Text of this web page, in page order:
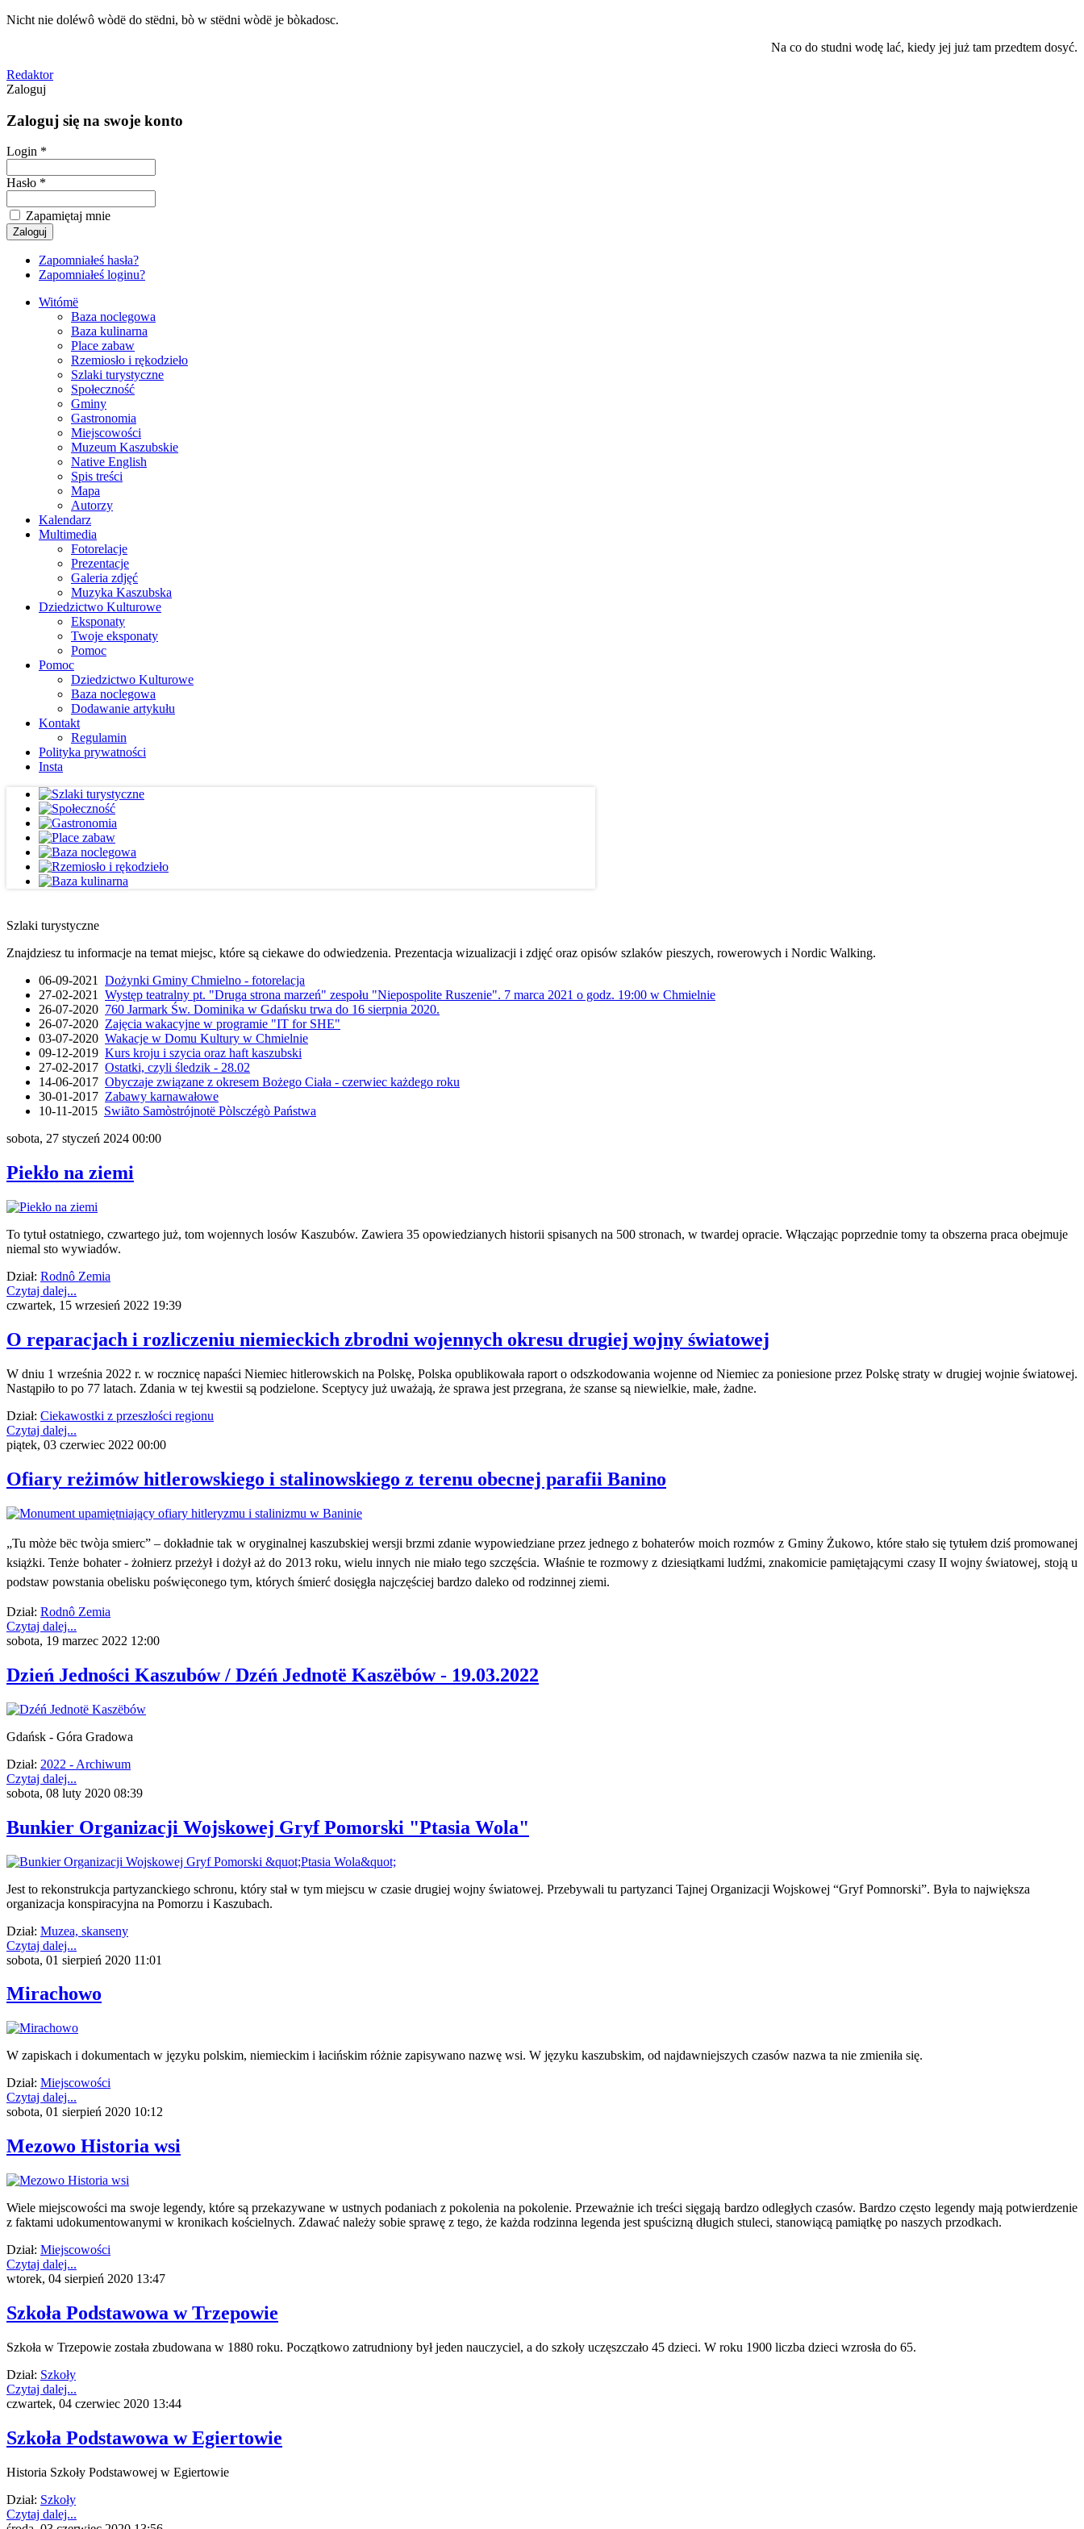
Nicht nie doléwô wòdë do stëdni, bò w stëdni wòdë je bòkadosc.
Na co do studni wodę lać, kiedy jej już tam przedtem dosyć.
Redaktor
Zaloguj
Zaloguj się na swoje konto
Login *
Hasło *
Zapamiętaj mnie
Zapomniałeś hasła?
Zapomniałeś loginu?
Witómë
Baza noclegowa
Baza kulinarna
Place zabaw
Rzemiosło i rękodzieło
Szlaki turystyczne
Społeczność
Gminy
Gastronomia
Miejscowości
Muzeum Kaszubskie
Native English
Spis treści
Mapa
Autorzy
Kalendarz
Multimedia
Fotorelacje
Prezentacje
Galeria zdjęć
Muzyka Kaszubska
Dziedzictwo Kulturowe
Eksponaty
Twoje eksponaty
Pomoc
Pomoc
Dziedzictwo Kulturowe
Baza noclegowa
Dodawanie artykułu
Kontakt
Regulamin
Polityka prywatności
Insta
Szlaki turystyczne
Znajdziesz tu informacje na temat miejsc, które są ciekawe do odwiedzenia. Prezentacja wizualizacji i zdjęć oraz opisów szlaków pieszych, rowerowych i Nordic Walking.
06-09-2021 Dożynki Gminy Chmielno - fotorelacja
27-02-2021 Występ teatralny pt. "Druga strona marzeń" zespołu "Niepospolite Ruszenie". 7 marca 2021 o godz. 19:00 w Chmielnie
26-07-2020 760 Jarmark Św. Dominika w Gdańsku trwa do 16 sierpnia 2020.
26-07-2020 Zajęcia wakacyjne w programie "IT for SHE"
03-07-2020 Wakacje w Domu Kultury w Chmielnie
09-12-2019 Kurs kroju i szycia oraz haft kaszubski
27-02-2017 Ostatki, czyli śledzik - 28.02
14-06-2017 Obyczaje związane z okresem Bożego Ciała - czerwiec każdego roku
30-01-2017 Zabawy karnawałowe
10-11-2015 Swiãto Samòstrójnotë Pòlsczégò Państwa
sobota, 27 styczeń 2024 00:00
Piekło na ziemi
To tytuł ostatniego, czwartego już, tom wojennych losów Kaszubów. Zawiera 35 opowiedzianych historii spisanych na 500 stronach, w twardej opracie. Włączając poprzednie tomy ta obszerna praca obejmuje
niemal sto wywiadów.
Dział: Rodnô Zemia
Czytaj dalej...
czwartek, 15 wrzesień 2022 19:39
O reparacjach i rozliczeniu niemieckich zbrodni wojennych okresu drugiej wojny światowej
W dniu 1 września 2022 r. w rocznicę napaści Niemiec hitlerowskich na Polskę, Polska opublikowała raport o odszkodowania wojenne od Niemiec za poniesione przez Polskę straty w drugiej wojnie światowej.
Nastąpiło to po 77 latach. Zdania w tej kwestii są podzielone. Sceptycy już uważają, że sprawa jest przegrana, że szanse są niewielkie, małe, żadne.
Dział: Ciekawostki z przeszłości regionu
Czytaj dalej...
piątek, 03 czerwiec 2022 00:00
Ofiary reżimów hitlerowskiego i stalinowskiego z terenu obecnej parafii Banino
„Tu mòże bëc twòja smierc” – dokładnie tak w oryginalnej kaszubskiej wersji brzmi zdanie wypowiedziane przez jednego z bohaterów moich rozmów z Gminy Żukowo, które stało się tytułem dziś promowanej
książki. Tenże bohater - żołnierz przeżył i dożył aż do 2013 roku, wielu innych nie miało tego szczęścia. Właśnie te rozmowy z dziesiątkami ludźmi, znakomicie pamiętającymi czasy II wojny światowej, stoją u
podstaw powstania obelisku poświęconego tym, których śmierć dosięgła najczęściej bardzo daleko od rodzinnej ziemi.
Dział: Rodnô Zemia
Czytaj dalej...
sobota, 19 marzec 2022 12:00
Dzień Jedności Kaszubów / Dzéń Jednotë Kaszëbów - 19.03.2022
Gdańsk - Góra Gradowa
Dział: 2022 - Archiwum
Czytaj dalej...
sobota, 08 luty 2020 08:39
Bunkier Organizacji Wojskowej Gryf Pomorski "Ptasia Wola"
Jest to rekonstrukcja partyzanckiego schronu, który stał w tym miejscu w czasie drugiej wojny światowej. Przebywali tu partyzanci Tajnej Organizacji Wojskowej “Gryf Pomnorski”. Była to największa
organizacja konspiracyjna na Pomorzu i Kaszubach.
Dział: Muzea, skanseny
Czytaj dalej...
sobota, 01 sierpień 2020 11:01
Mirachowo
W zapiskach i dokumentach w języku polskim, niemieckim i łacińskim różnie zapisywano nazwę wsi. W języku kaszubskim, od najdawniejszych czasów nazwa ta nie zmieniła się.
Dział: Miejscowości
Czytaj dalej...
sobota, 01 sierpień 2020 10:12
Mezowo Historia wsi
Wiele miejscowości ma swoje legendy, które są przekazywane w ustnych podaniach z pokolenia na pokolenie. Przeważnie ich treści sięgają bardzo odległych czasów. Bardzo często legendy mają potwierdzenie
z faktami udokumentowanymi w kronikach kościelnych. Zdawać należy sobie sprawę z tego, że każda rodzinna legenda jest spuścizną długich stuleci, stanowiącą pamiątkę po naszych przodkach.
Dział: Miejscowości
Czytaj dalej...
wtorek, 04 sierpień 2020 13:47
Szkoła Podstawowa w Trzepowie
Szkoła w Trzepowie została zbudowana w 1880 roku. Początkowo zatrudniony był jeden nauczyciel, a do szkoły uczęszczało 45 dzieci. W roku 1900 liczba dzieci wzrosła do 65.
Dział: Szkoły
Czytaj dalej...
czwartek, 04 czerwiec 2020 13:44
Szkoła Podstawowa w Egiertowie
Historia Szkoły Podstawowej w Egiertowie
Dział: Szkoły
Czytaj dalej...